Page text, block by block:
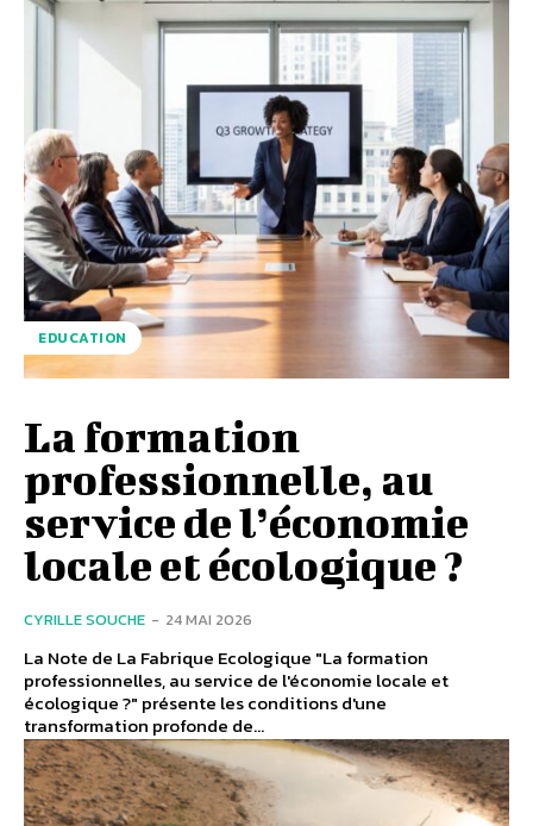
EDUCATION
La formation
professionnelle, au
service de l’économie
locale et écologique ?
CYRILLE SOUCHE - 24 MAI 2026
La Note de La Fabrique Ecologique "La formation
professionnelles, au service de l'économie locale et
écologique ?" présente les conditions d'une
transformation profonde de...